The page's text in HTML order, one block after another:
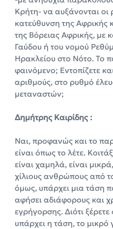
Κρήτη- να αυξάνονται οι
κατεύθυνση της Αφρικής
της Βόρειας Αφρικής, με
Γαύδου ή του νομού
Ηρακλείου στο Νότο. Το
φαινόμενο; Εντοπίζετε
αριθμούς, στο ρυθμό
μεταναστών;
Δημήτρης Καιρίδης :
Ναι, προφανώς και το
είναι όπως το λέτε.
είναι χαμηλά, είναι
χίλιους ανθρώπους από
όμως, υπάρχει μια τάση
αφήσει αδιάφορους και
εγρήγορσης. Διότι
υπάρχει η τάση, το μικρό